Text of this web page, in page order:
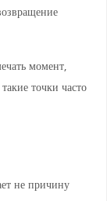
момент,
точки часто
не причину